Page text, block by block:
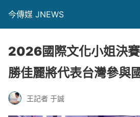
今傳媒 JNEWS
2026國際文化小姐決
勝佳麗將代表台灣參與
王記者 于誠